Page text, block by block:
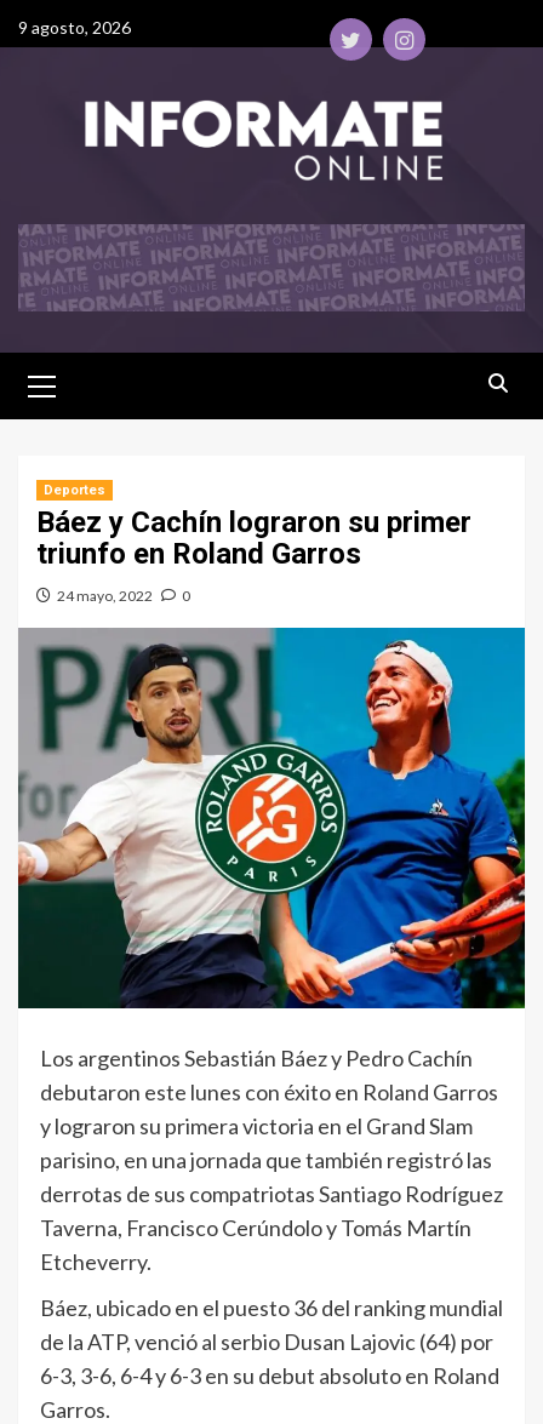
9 agosto, 2026
Deportes
Báez y Cachín lograron su primer
triunfo en Roland Garros
24 mayo, 2022 0
Los argentinos Sebastián Báez y Pedro Cachín
debutaron este lunes con éxito en Roland Garros
y lograron su primera victoria en el Grand Slam
parisino, en una jornada que también registró las
derrotas de sus compatriotas Santiago Rodríguez
Taverna, Francisco Cerúndolo y Tomás Martín
Etcheverry.
Báez, ubicado en el puesto 36 del ranking mundial
de la ATP, venció al serbio Dusan Lajovic (64) por
6-3, 3-6, 6-4 y 6-3 en su debut absoluto en Roland
Garros.